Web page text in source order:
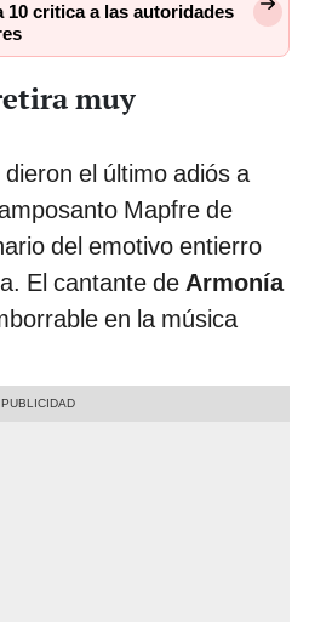
10 critica a las autoridades
muy
el último adiós a
Mapfre de
del emotivo entierro
El cantante de Armonía
en la música